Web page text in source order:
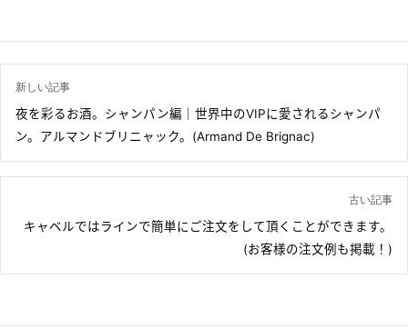
新しい記事
夜を彩るお酒。シャンパン編｜世界中のVIPに愛されるシャンパ
ン。アルマンドブリニャック。(Armand De Brignac)
古い記事
キャベルではラインで簡単にご注文をして頂くことができます。
(お客様の注文例も掲載！)